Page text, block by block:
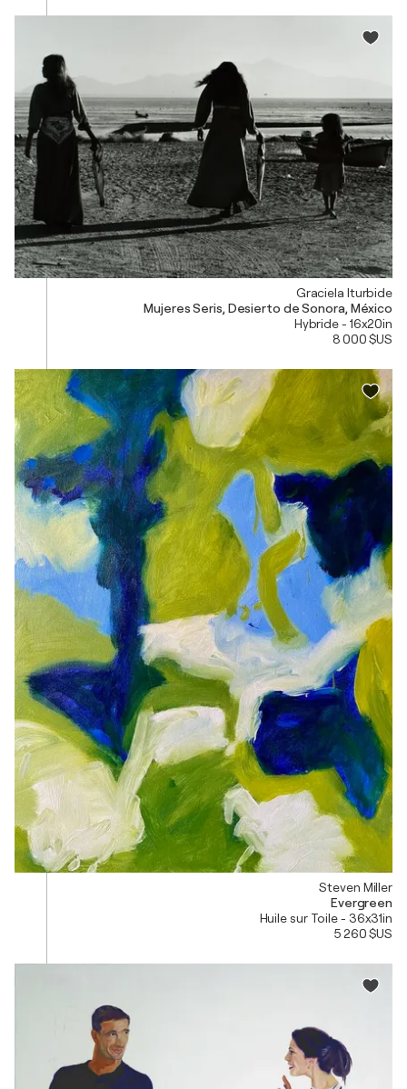
Graciela Iturbide
Mujeres Seris, Desierto de Sonora, México
Hybride - 16x20in
8 000 $US
Steven Miller
Evergreen
Huile sur Toile - 36x31in
5 260 $US